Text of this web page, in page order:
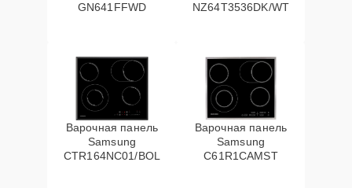
GN641FFWD
NZ64T3536DK/WT
Варочная панель
Samsung
CTR164NC01/BOL
Варочная панель
Samsung
C61R1CAMST